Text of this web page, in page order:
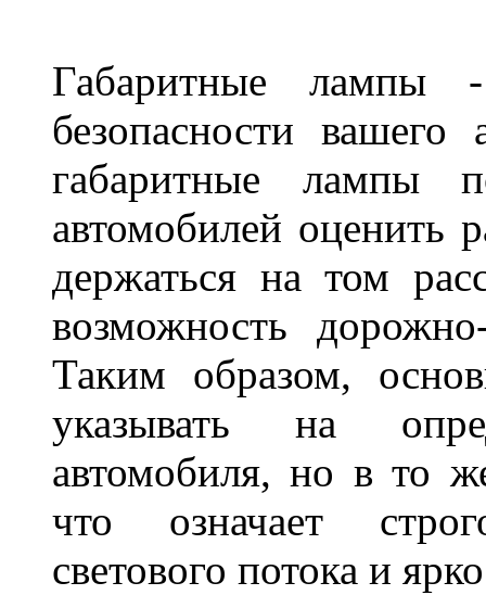
Габаритные лампы
безопасности
габаритные лампы
автомобилей оценить
держаться на том
возможность
Таким образом,
указывать на
автомобиля, но в то
что означает
светового потока и